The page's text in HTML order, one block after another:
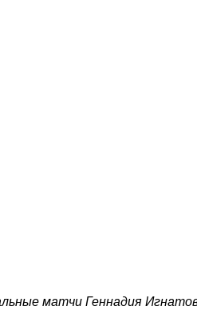
матчи Геннадия